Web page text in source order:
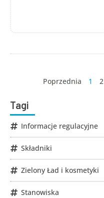
Poprzednia 1 2
Tagi
Informacje regulacyjne
Składniki
Zielony Ład i kosmetyki
Stanowiska